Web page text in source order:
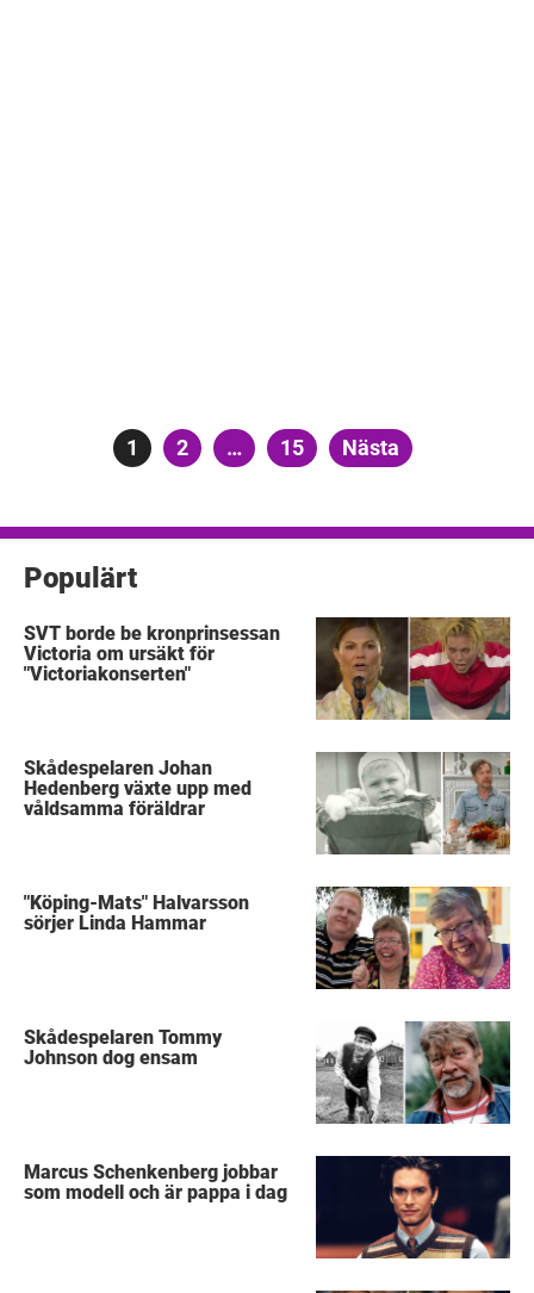
Sidnumrering
Sida
1 Sida
2 … Sida
15 Nästa
Populärt
SVT borde be kronprinsessan
Victoria om ursäkt för
"Victoriakonserten"
Skådespelaren Johan
Hedenberg växte upp med
våldsamma föräldrar
"Köping-Mats" Halvarsson
sörjer Linda Hammar
Skådespelaren Tommy
Johnson dog ensam
Marcus Schenkenberg jobbar
som modell och är pappa i dag